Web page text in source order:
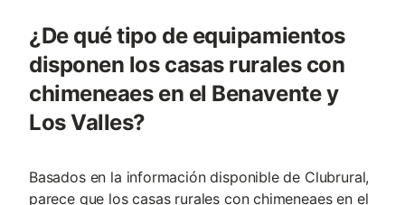
¿De qué tipo de equipamientos
disponen los casas rurales con
chimeneaes en el Benavente y
Los Valles?
Basados en la información disponible de Clubrural,
parece que los casas rurales con chimeneaes en el